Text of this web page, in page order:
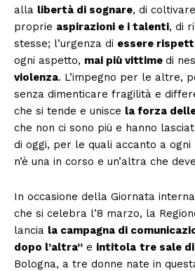
alla libertà di sognare, di
proprie aspirazioni e i talenti, di
stesse; l’urgenza di essere
ogni aspetto, mai più vittime di
violenza. L’impegno per le altre,
senza dimenticare fragilità e
che si tende e unisce la forza
che non ci sono più e hanno
di oggi, per le quali accanto a
n’è una in corso e un’altra che
In occasione della Giornata
che si celebra l’8 marzo, la
lancia la campagna di
dopo l’altra” e intitola tre sale
Bologna, a tre donne nate in